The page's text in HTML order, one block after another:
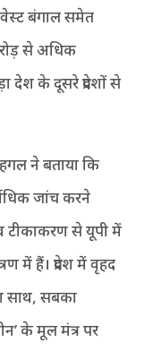
वेस्ट बंगाल समेत
से अधिक
देश के दूसरे प्रदेशों से
ने बताया कि
जांच करने
व टीकाकरण से यूपी में
में हैं। प्रदेश में वृहद
साथ, सबका
के मूल मंत्र पर